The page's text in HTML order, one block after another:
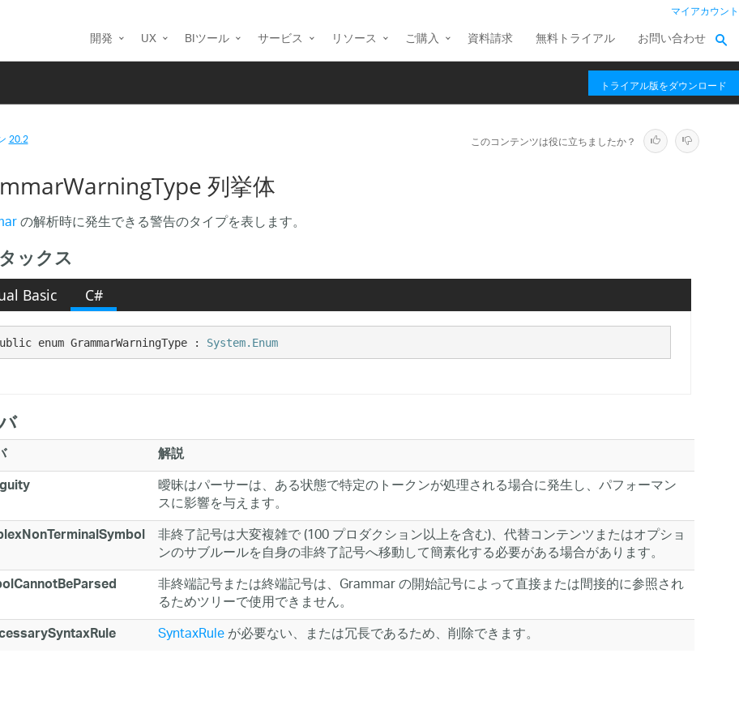
マイアカウント
開発 UX BIツール サービス リソース ご購入 資料請求 無料トライアル お問い合わせ
トライアル版をダウンロード
20.2 このコンテンツは役に立ちましたか？
列挙体
の解析時に発生できる警告のタイプを表します。
ックス
Basic C#
enum GrammarWarningType : System.Enum
解説
曖昧はパーサーは、ある状態で特定のトークンが処理される場合に発生し、パフォーマン
スに影響を与えます。
非終了記号は大変複雑で (100 プロダクション以上を含む)、代替コンテンツまたはオプショ
ンのサブルールを自身の非終了記号へ移動して簡素化する必要がある場合があります。
非終端記号または終端記号は、Grammar の開始記号によって直接または間接的に参照され
るためツリーで使用できません。
SyntaxRuleが必要ない、または冗長であるため、削除できます。